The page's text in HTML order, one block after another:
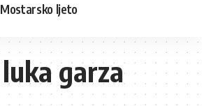
Mostarsko ljeto
luka garza